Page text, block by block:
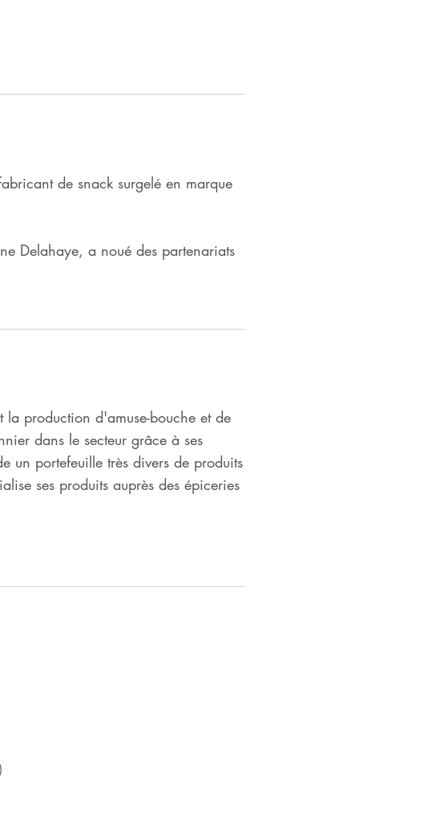
de snack surgelé en marque
Delahaye, a noué des partenariats
la production d'amuse-bouche et de
dans le secteur grâce à ses
un portefeuille très divers de produits
ses produits auprès des épiceries